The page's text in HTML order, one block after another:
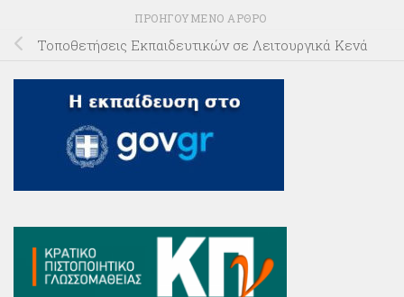
ΠΡΟΗΓΟΎΜΕΝΟ ΆΡΘΡΟ
Τοποθετήσεις Εκπαιδευτικών σε Λειτουργικά Κενά